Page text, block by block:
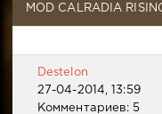
MOD CALRADIA
Destelon
27-04-2014, 13:59
Комментариев: 5